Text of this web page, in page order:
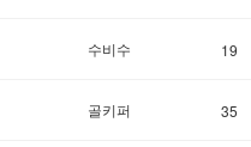
수비수 19
골키퍼 35